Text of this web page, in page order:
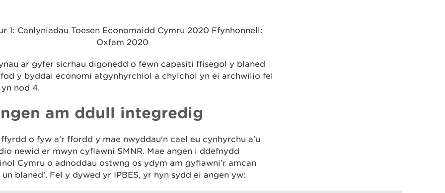
1: Canlyniadau Toesen Economaidd Cymru 2020 Ffynhonnell:
Oxfam 2020
ar gyfer sicrhau digonedd o fewn capasiti ffisegol y blaned
y byddai economi atgynhyrchiol a chylchol yn ei archwilio fel
nod 4.
am ddull integredig
o fyw a'r ffordd y mae nwyddau'n cael eu cynhyrchu a'u
newid er mwyn cyflawni SMNR. Mae angen i ddefnydd
Cymru o adnoddau ostwng os ydym am gyflawni'r amcan
blaned'. Fel y dywed yr IPBES, yr hyn sydd ei angen yw: